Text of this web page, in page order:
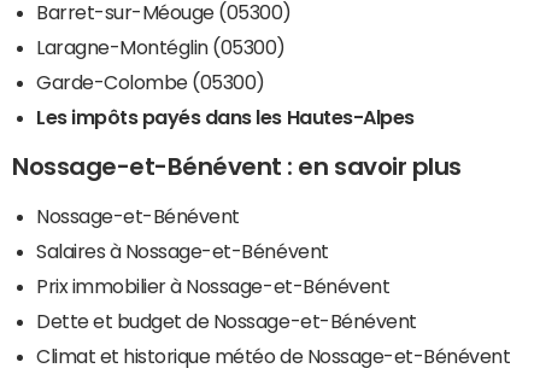
Barret-sur-Méouge (05300)
Laragne-Montéglin (05300)
Garde-Colombe (05300)
Les impôts payés dans les Hautes-Alpes
Nossage-et-Bénévent : en savoir plus
Nossage-et-Bénévent
Salaires à Nossage-et-Bénévent
Prix immobilier à Nossage-et-Bénévent
Dette et budget de Nossage-et-Bénévent
Climat et historique météo de Nossage-et-Bénévent